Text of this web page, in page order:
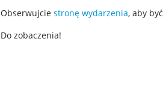
Obserwujcie stronę wydarzenia, aby
Do zobaczenia!